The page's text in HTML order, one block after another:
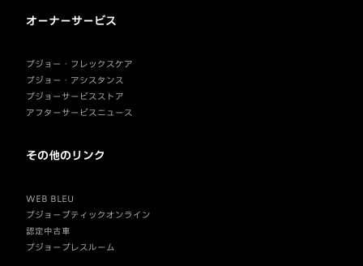
オーナーサービス
プジョー・フレックスケア
プジョー・アシスタンス
プジョーサービスストア
アフターサービスニュース
その他のリンク
WEB BLEU
プジョーブティックオンライン
認定中古車
プジョープレスルーム